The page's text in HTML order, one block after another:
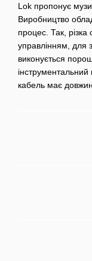
Lok пропонує
Виробництво
процес. Так,
управлінням, для
виконується
кабель має